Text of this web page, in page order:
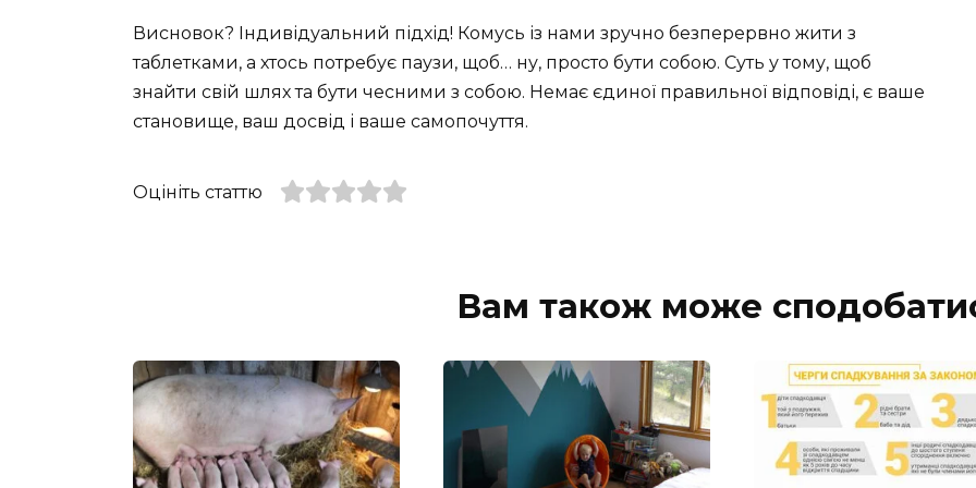
Висновок? Індивідуальний підхід! Комусь із нами зручно безперервно жити з
таблетками, а хтось потребує паузи, щоб… ну, просто бути собою. Суть у тому, щоб
знайти свій шлях та бути чесними з собою. Немає єдиної правильної відповіді, є ваше
становище, ваш досвід і ваше самопочуття.
Оцініть статтю
Вам також може